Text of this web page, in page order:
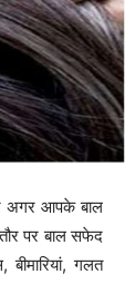
अगर आपके बाल
पर बाल सफेद
गलत